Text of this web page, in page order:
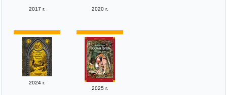
2017 г. 2020 г.
2024 г.
2025 г.